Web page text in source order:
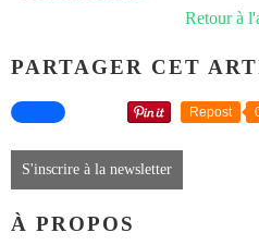
Retour à
PARTAGER CET
Repost
S'inscrire à la newsletter
À PROPOS